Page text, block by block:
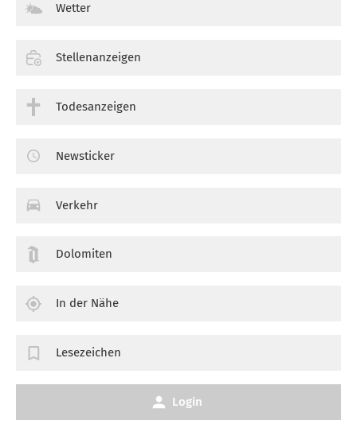
Wetter
Stellenanzeigen
Todesanzeigen
Newsticker
Verkehr
Dolomiten
In der Nähe
Lesezeichen
Login